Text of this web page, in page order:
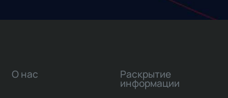
О нас Раскрытие
информации